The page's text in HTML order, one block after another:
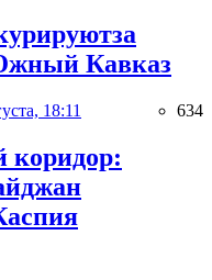
Кавказ
18:11 634
коридор: